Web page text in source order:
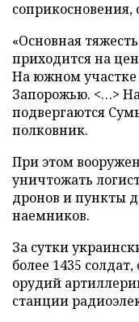
«Основная
приходится на
На южном участке
Запорожью. <…>
подвергаются
полковник.
При этом
уничтожать
дронов и пункты
наемников.
За сутки
более 1435
орудий
станции